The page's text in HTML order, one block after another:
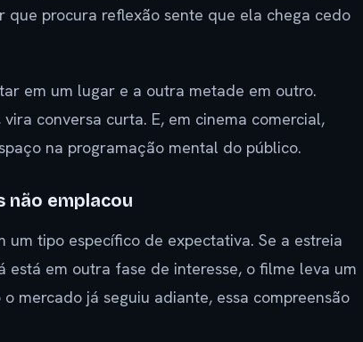
procura reflexão sente que ela chega cedo
em um lugar e a outra metade em outro.
conversa curta. E, em cinema comercial,
na programação mental do público.
não emplacou
tipo específico de expectativa. Se a estreia
em outra fase de interesse, o filme leva um
mercado já seguiu adiante, essa compreensão